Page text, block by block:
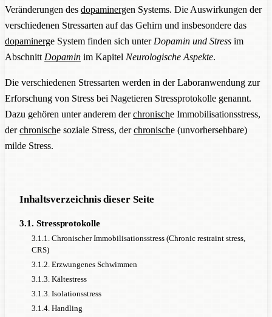
Veränderungen des dopaminergen Systems. Die Auswirkungen der
verschiedenen Stressarten auf das Gehirn und insbesondere das
dopaminerge System finden sich unter Dopamin und Stress im
Abschnitt Dopamin im Kapitel Neurologische Aspekte.
Die verschiedenen Stressarten werden in der Laboranwendung zur
Erforschung von Stress bei Nagetieren Stressprotokolle genannt.
Dazu gehören unter anderem derchronische Immobilisationsstress,
derchronische soziale Stress, derchronische (unvorhersehbare)
milde Stress.
Inhaltsverzeichnis dieser Seite
3.1. Stressprotokolle
3.1.1. Chronischer Immobilisationsstress (Chronic restraint stress,
CRS)
3.1.2. Erzwungenes Schwimmen
3.1.3. Kältestress
3.1.3. Isolationsstress
3.1.4. Handling